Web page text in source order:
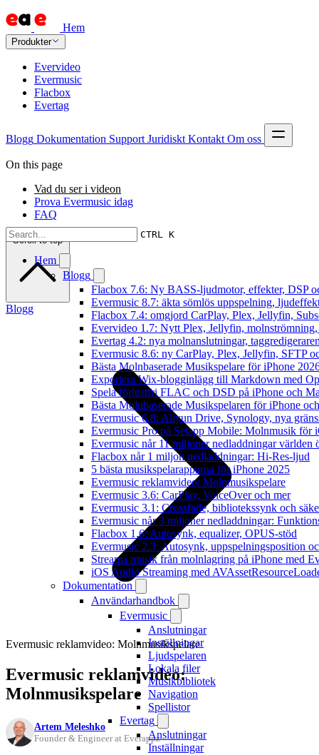
Hem
Produkter
Evervideo
Evermusic
Flacbox
Evertag
Blogg Dokumentation Support Juridiskt Kontakt Om oss
CTRL K
Hem
Blogg
Flacbox 7.6: Ny BASS-ljudmotor, effekter, DSP
Evermusic 8.7: äkta sömlös uppspelning,
Flacbox 7.4: omgjord CarPlay, Plex, Jellyfin,
Evervideo 1.7: Nytt Plex, Jellyfin, molnströmning,
Evertag 4.2: nya molnanslutningar,
Evermusic 8.6: ny CarPlay, Plex, Jellyfin, SFTP
Bästa Molnbaserade Musikspelare för iPhone
Exportera Wix-blogginlägg till Markdown med
Spela förlustfri FLAC och DSD på iPhone och
Bästa Molnbaserade Musikspelaren för iPhone
Evermusic 6.8: Aliyun Drive, Synology, nya
Evermusic Pro på Setapp Mobile: Molnmusik för
Evermusic når 11 miljoner nedladdningar världen
Flacbox når 1 miljon nedladdningar: Hi-Res-ljud
5 bästa musikspelarapparna för iPhone 2025
Evermusic reklamvideo: Molnmusikspelare
Evermusic 3.6: CarPlay, VoiceOver och mer
Evermusic 3.1: Crossfade, bibliotekssynk och
Evermusic når 3 miljoner nedladdningar:
Flacbox 1.6: Autosynk, equalizer, OPUS-stöd
Evermusic 2.3: Autosynk, uppspelningsposition
Streama musik från molnlagring på iPhone med
iOS Audio Streaming med
Dokumentation
Användarhandbok
Evermusic
Anslutningar
Inställningar
Ljudspelaren
Lokala filer
Musikbibliotek
Navigation
Spellistor
Evertag
Anslutningar
Inställningar
On this page
Vad du ser i videon
Prova Evermusic idag
FAQ
Scroll to top
Blogg
Evermusic reklamvideo: Molnmusikspelare
Evermusic reklamvideo:
Molnmusikspelare
Artem Meleshko
Founder & Engineer at Everappz